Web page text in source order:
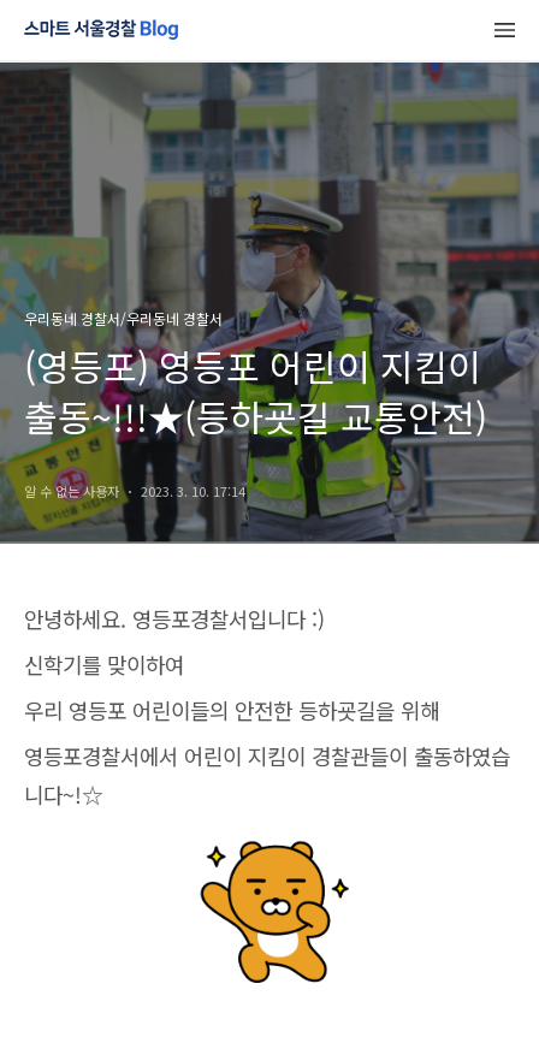
우리동네 경찰서/우리동네 경찰서
(영등포) 영등포 어린이 지킴이
출동~!!!★(등하굣길 교통안전)
알 수 없는 사용자 2023. 3. 10. 17:14
안녕하세요. 영등포경찰서입니다 :)
신학기를 맞이하여
우리 영등포 어린이들의 안전한 등하굣길을 위해
영등포경찰서에서 어린이 지킴이 경찰관들이 출동하였습
니다~!☆